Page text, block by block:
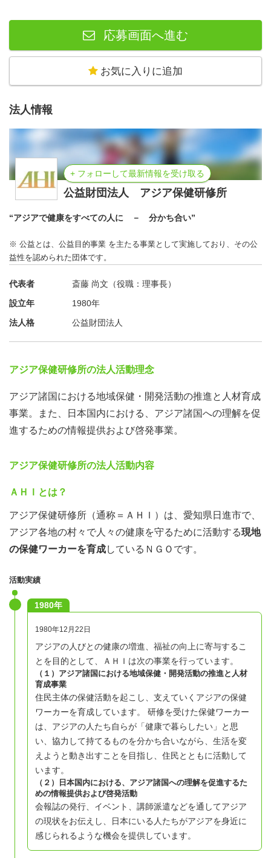
応募画面へ進む
お気に入りに追加
法人情報
+ フォローして最新情報を受け取る
公益財団法人 アジア保健研修所
“アジアで健康をすべての人に － 分かち合い”
※ 公益とは、公益目的事業 を主たる事業として実施しており、その公
益性を認められた団体です。
代表者
斎藤 尚文（役職：理事長）
設立年
1980年
法人格
公益財団法人
アジア保健研修所の法人活動理念
アジア諸国における地域保健・開発活動の推進と人材育成
事業。また、日本国内における、アジア諸国への理解を促
進するための情報提供および啓発事業。
アジア保健研修所の法人活動内容
ＡＨＩとは？
アジア保健研修所（通称＝ＡＨＩ）は、愛知県日進市で、
アジア各地の村々で人々の健康を守るために活動する現地
の保健ワーカーを育成しているＮＧＯです。
活動実績
1980年
1980年12月22日
アジアの人びとの健康の増進、福祉の向上に寄与するこ
とを目的として、ＡＨＩは次の事業を行っています。
（１）アジア諸国における地域保健・開発活動の推進と人材
育成事業
住民主体の保健活動を起こし、支えていくアジアの保健
ワーカーを育成しています。 研修を受けた保健ワーカー
は、アジアの人たち自らが「健康で暮らしたい」と思
い、協力して持てるものを分かち合いながら、生活を変
えようと動き出すことを目指し、住民とともに活動して
います。
（２）日本国内における、アジア諸国への理解を促進するた
めの情報提供および啓発活動
会報誌の発行、イベント、講師派遣などを通してアジア
の現状をお伝えし、日本にいる人たちがアジアを身近に
感じられるような機会を提供しています。